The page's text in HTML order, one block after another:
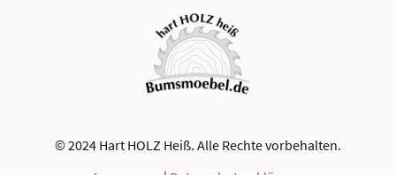
© 2024 Hart HOLZ Heiß. Alle Rechte vorbehalten.